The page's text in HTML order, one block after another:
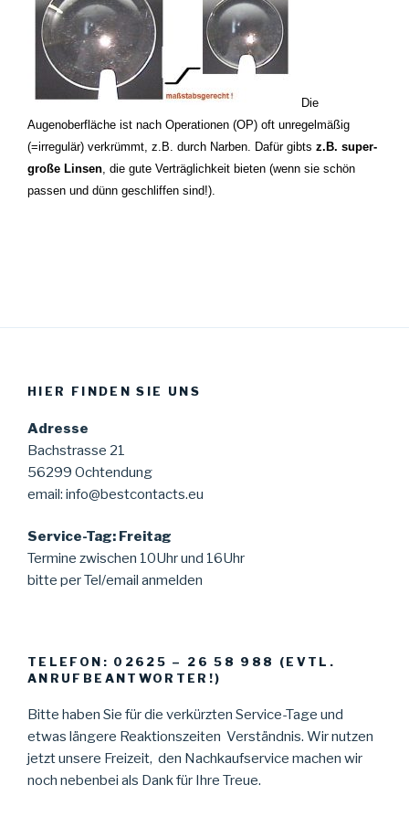
Die
Augenoberfläche ist nach Operationen (OP) oft unregelmäßig
(=irregulär) verkrümmt, z.B. durch Narben. Dafür gibts z.B. super-
große Linsen, die gute Verträglichkeit bieten (wenn sie schön
passen und dünn geschliffen sind!).
HIER FINDEN SIE UNS
Adresse
Bachstrasse 21
56299 Ochtendung
email: info@bestcontacts.eu
Service-Tag: Freitag
Termine zwischen 10Uhr und 16Uhr
bitte per Tel/email anmelden
TELEFON: 02625 – 26 58 988 (EVTL.
ANRUFBEANTWORTER!)
Bitte haben Sie für die verkürzten Service-Tage und
etwas längere Reaktionszeiten Verständnis. Wir nutzen
jetzt unsere Freizeit, den Nachkaufservice machen wir
noch nebenbei als Dank für Ihre Treue.